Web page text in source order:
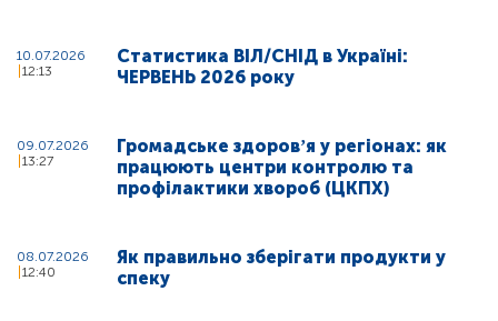
10.07.2026
12:13
Статистика ВІЛ/СНІД в Україні:
ЧЕРВЕНЬ 2026 року
09.07.2026
13:27
Громадське здоровʼя у регіонах: як
працюють центри контролю та
профілактики хвороб (ЦКПХ)
08.07.2026
12:40
Як правильно зберігати продукти у
спеку